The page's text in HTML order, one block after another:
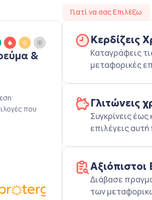
&
που
Γιατί να σας Επιλέξω
Κερδίζεις
Καταγράφεις
μεταφορικές
Γλιτώνεις
Συγκρίνεις
επιλέγεις
Αξιόπιστοι
Διάβασε
των